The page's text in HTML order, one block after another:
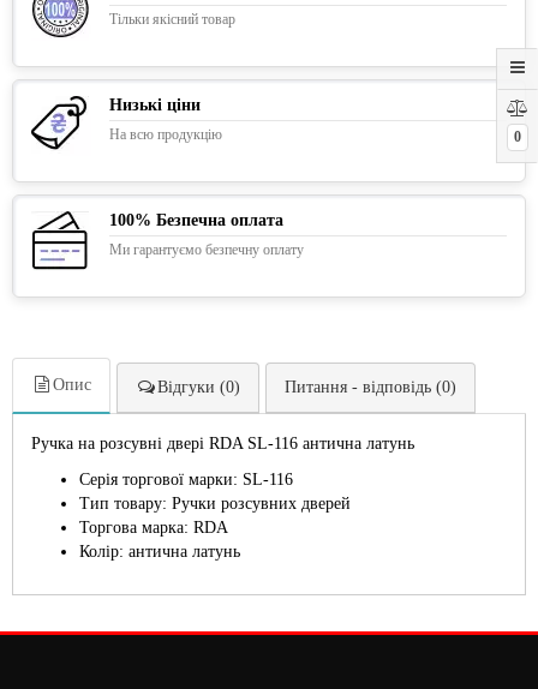
0
Тільки якісний товар
Низькі ціни
На всю продукцію
100% Безпечна оплата
Ми гарантуємо безпечну оплату
Опис Відгуки (0) Питання - відповідь (0)
Ручка на розсувні двері RDA SL-116 антична латунь
Серія торгової марки: SL-116
Тип товару: Ручки розсувних дверей
Торгова марка: RDA
Колір: антична латунь